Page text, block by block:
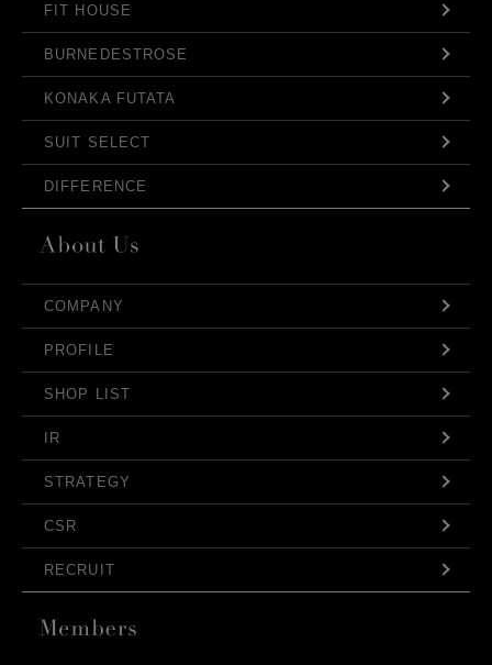
FIT HOUSE
BURNEDESTROSE
KONAKA FUTATA
SUIT SELECT
DIFFERENCE
COMPANY
PROFILE
SHOP LIST
IR
STRATEGY
CSR
RECRUIT